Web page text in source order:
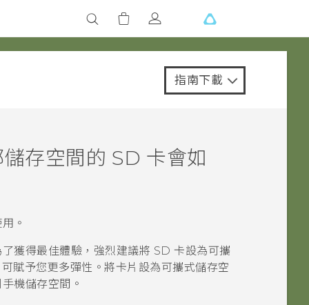
指南下載
存空間的 SD 卡會如
。
獲得最佳體驗，強烈建議將 SD 卡設為可攜
賦予您更多彈性。將卡片設為可攜式儲存空
機儲存空間。